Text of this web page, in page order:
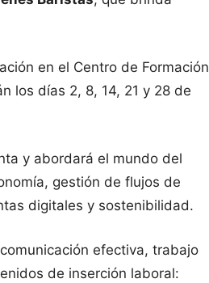
en el Centro de Formación
los días 2, 8, 14, 21 y 28 de
y abordará el mundo del
gestión de flujos de
digitales y sostenibilidad.
efectiva, trabajo
de inserción laboral: